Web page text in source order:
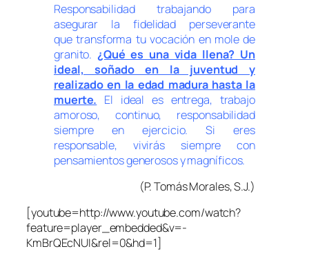
Responsabilidad trabajando para
asegurar la fidelidad perseverante
que transforma tu vocación en mole de
granito.¿Qué es una vida llena? Un
ideal, soñado en la juventud y
realizado en la edad madura hasta la
muerte. El ideal es entrega, trabajo
amoroso, continuo, responsabilidad
siempre en ejercicio. Si eres
responsable, vivirás siempre con
pensamientos generosos y magníficos.
(P. Tomás Morales, S.J.)
[youtube=http://www.youtube.com/watch?
feature=player_embedded&v=-
KmBrQEcNUI&rel=0&hd=1]